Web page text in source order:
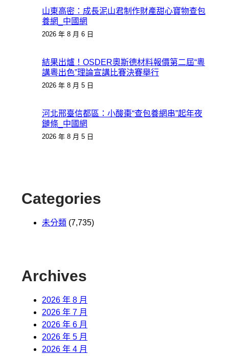
山東高密：成長泥山君制作財產甜心寶物查包
養網_中國網
2026 年 8 月 6 日
結果出爐！OSDER奧斯德材料報價第二屆“粵
講粵出色”理論宣講比賽決賽舉行
2026 年 8 月 5 日
河北邢臺信都區：小酸棗“查包養網串”起年夜
鏈條_中國網
2026 年 8 月 5 日
Categories
未分類 (7,735)
Archives
2026 年 8 月
2026 年 7 月
2026 年 6 月
2026 年 5 月
2026 年 4 月